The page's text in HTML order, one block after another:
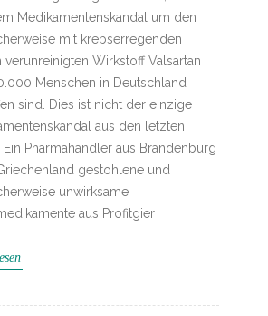
Medikamentenskandal um den
mit krebserregenden
verunreinigten Wirkstoff Valsartan
Menschen in Deutschland
sind. Dies ist nicht der einzige
aus den letzten
Ein Pharmahändler aus Brandenburg
gestohlene und
unwirksame
aus Profitgier